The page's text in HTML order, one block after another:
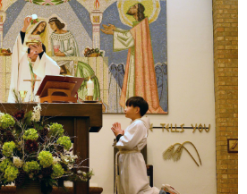
I
G
A
T
O
N